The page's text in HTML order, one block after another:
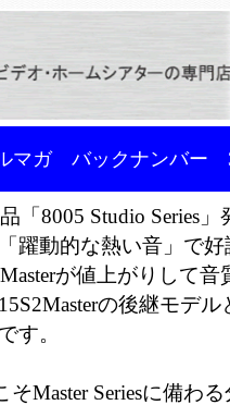
マガ バックナンバー
「8005 Studio Series
躍動的な熱い音」で好
が値上がりして
の後継モデ
す。
そMaster Seriesに備わ